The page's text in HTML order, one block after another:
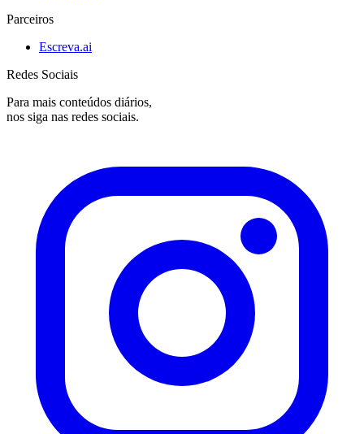
Parceiros
Escreva.ai
Redes Sociais
Para mais conteúdos diários,
nos siga nas redes sociais.